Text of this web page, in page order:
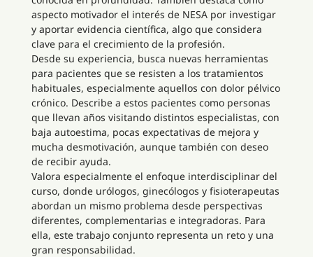
aspecto motivador el interés de NESA por investigar
y aportar evidencia científica, algo que considera
clave para el crecimiento de la profesión.
Desde su experiencia, busca nuevas herramientas
para pacientes que se resisten a los tratamientos
habituales, especialmente aquellos con dolor pélvico
crónico. Describe a estos pacientes como personas
que llevan años visitando distintos especialistas, con
baja autoestima, pocas expectativas de mejora y
mucha desmotivación, aunque también con deseo
de recibir ayuda.
Valora especialmente el enfoque interdisciplinar del
curso, donde urólogos, ginecólogos y fisioterapeutas
abordan un mismo problema desde perspectivas
diferentes, complementarias e integradoras. Para
ella, este trabajo conjunto representa un reto y una
gran responsabilidad.